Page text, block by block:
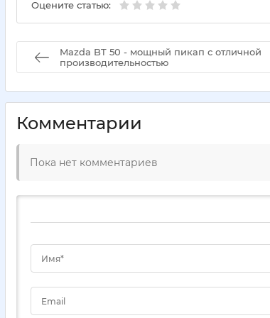
Оцените статью:
Mazda BT 50 - мощный пикап с отличной
производительностью
Комментарии
Пока нет комментариев
Имя*
Email